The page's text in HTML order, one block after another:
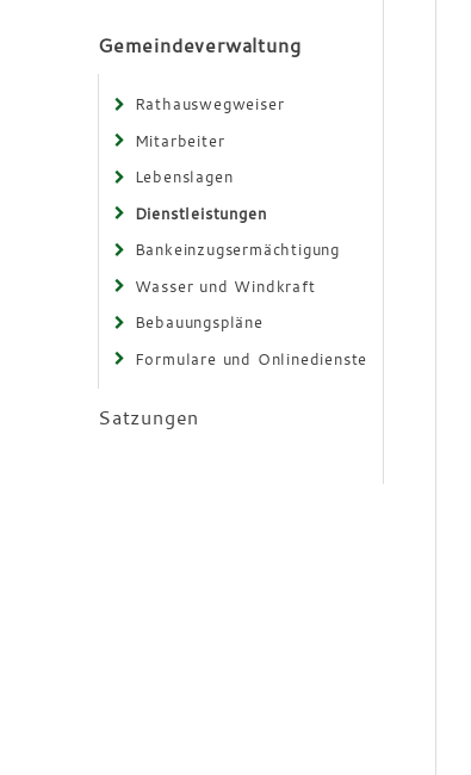
Gemeindeverwaltung
Rathauswegweiser
Mitarbeiter
Lebenslagen
Dienstleistungen
Bankeinzugsermächtigung
Wasser und Windkraft
Bebauungspläne
Formulare und Onlinedienste
Satzungen